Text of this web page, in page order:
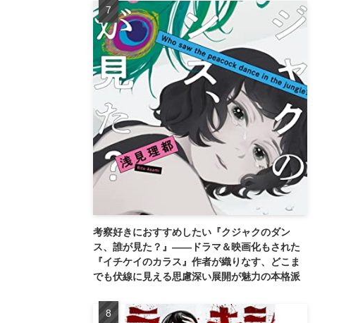
考察好きにおすすめしたい『クジャクのダン
ス、誰が見た？』――ドラマ＆映画化もされた
『イチケイのカラス』作者が織りなす、どこま
でも伏線に見える思慮深い展開が魅力の本格派